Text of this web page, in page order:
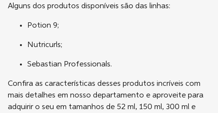
Alguns dos produtos disponíveis são das linhas:
Potion 9;
Nutricurls;
Sebastian Professionals.
Confira as características desses produtos incríveis com
mais detalhes em nosso departamento e aproveite para
adquirir o seu em tamanhos de 52 ml, 150 ml, 300 ml e